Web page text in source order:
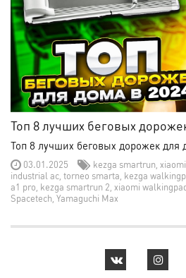
Топ 8 лучших беговых
Топ 8 лучших беговых дорожек для
03.01.2025 kezga smartrun
industrial ac torneo smarta kezga
a1 pro kezga smartrun 2 xiaomi
Spacetech Yamaguchi Max